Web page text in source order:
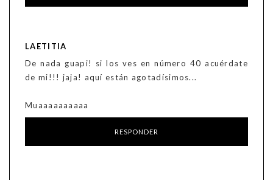
LAETITIA
De nada guapi! si los ves en número 40 acuérdate
de mi!!! jaja! aquí están agotadísimos...
Muaaaaaaaaaa
RESPONDER